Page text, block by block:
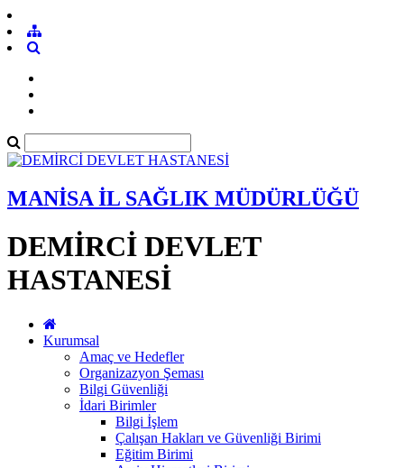
MANİSA İL SAĞLIK MÜDÜRLÜĞÜ
DEMİRCİ DEVLET
HASTANESİ
Kurumsal
Amaç ve Hedefler
Organizazyon Şeması
Bilgi Güvenliği
İdari Birimler
Bilgi İşlem
Çalışan Hakları ve Güvenliği Birimi
Eğitim Birimi